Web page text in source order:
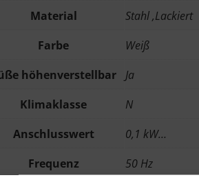
Material
Stahl ,Lackiert
Farbe
Weiß
höhenverstellbar
Ja
Klimaklasse
N
Anschlusswert
0,1 kW…
Frequenz
50 Hz